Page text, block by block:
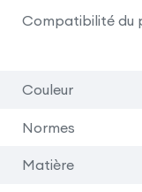
Compatibilité du
Couleur
Normes
Matière